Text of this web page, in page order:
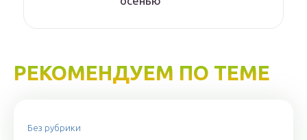
РЕКОМЕНДУЕМ ПО ТЕМЕ
Без рубрики